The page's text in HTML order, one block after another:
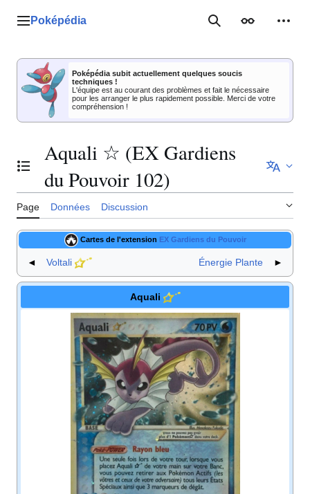
Menu principal
Poképédia RechercherApparence
Poképédia subit actuellement quelques soucis
techniques !
L'équipe est au courant des problèmes et fait le nécessaire
pour les arranger le plus rapidement possible. Merci de votre
compréhension !
Basculer la table des matières
Aquali ☆ (EX Gardiens
du Pouvoir 102)
Page Données Discussion
Cartes de l'extension EX Gardiens du Pouvoir
◄ Voltali Énergie Plante ►
Aquali